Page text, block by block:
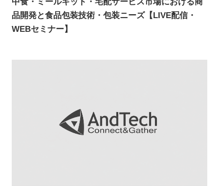
品開発と食品包装技術・包装ニーズ【LIVE配信・
WEBセミナー】